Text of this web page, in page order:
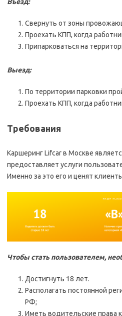
Свернуть от зоны
Проехать КПП, когда
Припарковаться на
Выезд:
По территории парковки
Проехать КПП, когда
Требования
Каршеринг Lifcar в Москве
предоставляет услуги
Именно за это его и ценят
Чтобы стать пользователем,
Достигнуть 18 лет.
Располагать постоянной
РФ;
Иметь водительские права